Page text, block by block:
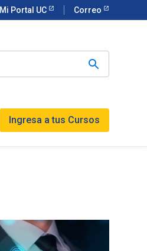
Mi Portal UC Correo
Ingresa a tus Cursos